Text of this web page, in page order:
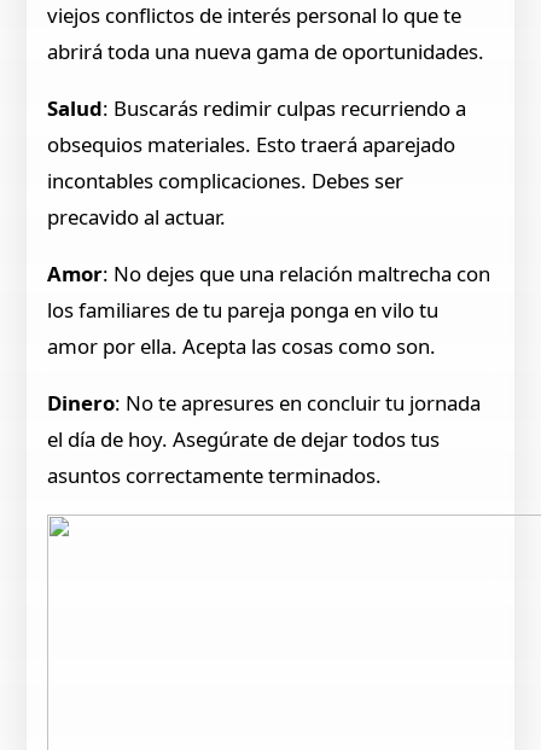
viejos conflictos de interés personal lo que te
abrirá toda una nueva gama de oportunidades.
Salud: Buscarás redimir culpas recurriendo a
obsequios materiales. Esto traerá aparejado
incontables complicaciones. Debes ser
precavido al actuar.
Amor: No dejes que una relación maltrecha con
los familiares de tu pareja ponga en vilo tu
amor por ella. Acepta las cosas como son.
Dinero: No te apresures en concluir tu jornada
el día de hoy. Asegúrate de dejar todos tus
asuntos correctamente terminados.